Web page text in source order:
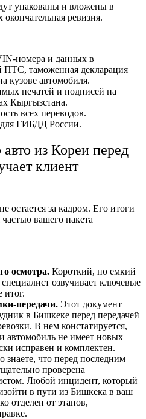
упакованы и вложены в
ревизия.
номера и данных в
ПТС, таможенная декларация
автомобиля.
печатей и подписей на
Кыргызстана.
всех переводов.
для ГИБДД России.
из Кореи перед
клиент
остается за кадром. Его итоги
вашего пакета
осмотра. Короткий, но емкий
озвучивает ключевые
итог.
передачи. Этот документ
в Бишкеке перед передачей
В нем констатируется,
автомобиль не имеет новых
исправен и комплектен.
знаете, что перед последним
проверена
Любой инцидент, который
в пути из Бишкека в ваш
отделен от этапов,